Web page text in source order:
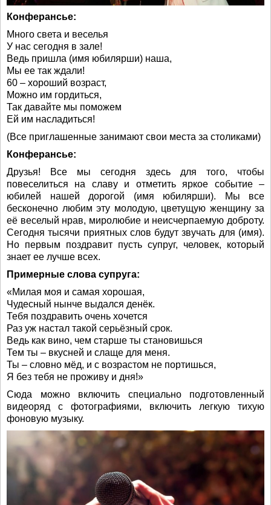
Конферансье:
Много света и веселья
У нас сегодня в зале!
Ведь пришла (имя юбилярши) наша,
Мы ее так ждали!
60 – хороший возраст,
Можно им гордиться,
Так давайте мы поможем
Ей им насладиться!
(Все приглашенные занимают свои места за столиками)
Конферансье:
Друзья! Все мы сегодня здесь для того, чтобы
повеселиться на славу и отметить яркое событие –
юбилей нашей дорогой (имя юбилярши). Мы все
бесконечно любим эту молодую, цветущую женщину за
её веселый нрав, миролюбие и неисчерпаемую доброту.
Сегодня тысячи приятных слов будут звучать для (имя).
Но первым поздравит пусть супруг, человек, который
знает ее лучше всех.
Примерные слова супруга:
«Милая моя и самая хорошая,
Чудесный нынче выдался денёк.
Тебя поздравить очень хочется
Раз уж настал такой серьёзный срок.
Ведь как вино, чем старше ты становишься
Тем ты – вкусней и слаще для меня.
Ты – словно мёд, и с возрастом не портишься,
Я без тебя не проживу и дня!»
Сюда можно включить специально подготовленный
видеоряд с фотографиями, включить легкую тихую
фоновую музыку.